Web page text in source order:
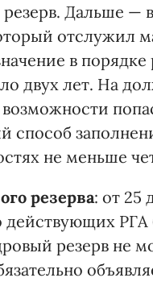
Дальше —
отслужил
в порядке
двух лет. На
способ
не меньше
резерва: от 25
РГА
резерв не